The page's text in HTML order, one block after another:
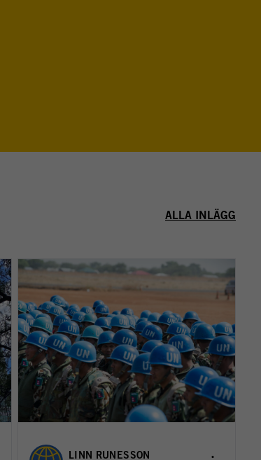
ALLA INLÄGG
LINN RUNESSON